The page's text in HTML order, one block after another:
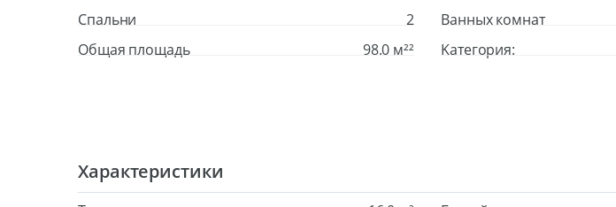
Cпальни
2 Ванных комнат
Общая площадь
98.0 м²² Kатегория:
Характеристики